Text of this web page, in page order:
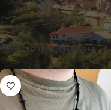
Главная»Чётки
Показаны все результаты
Показать фильтры